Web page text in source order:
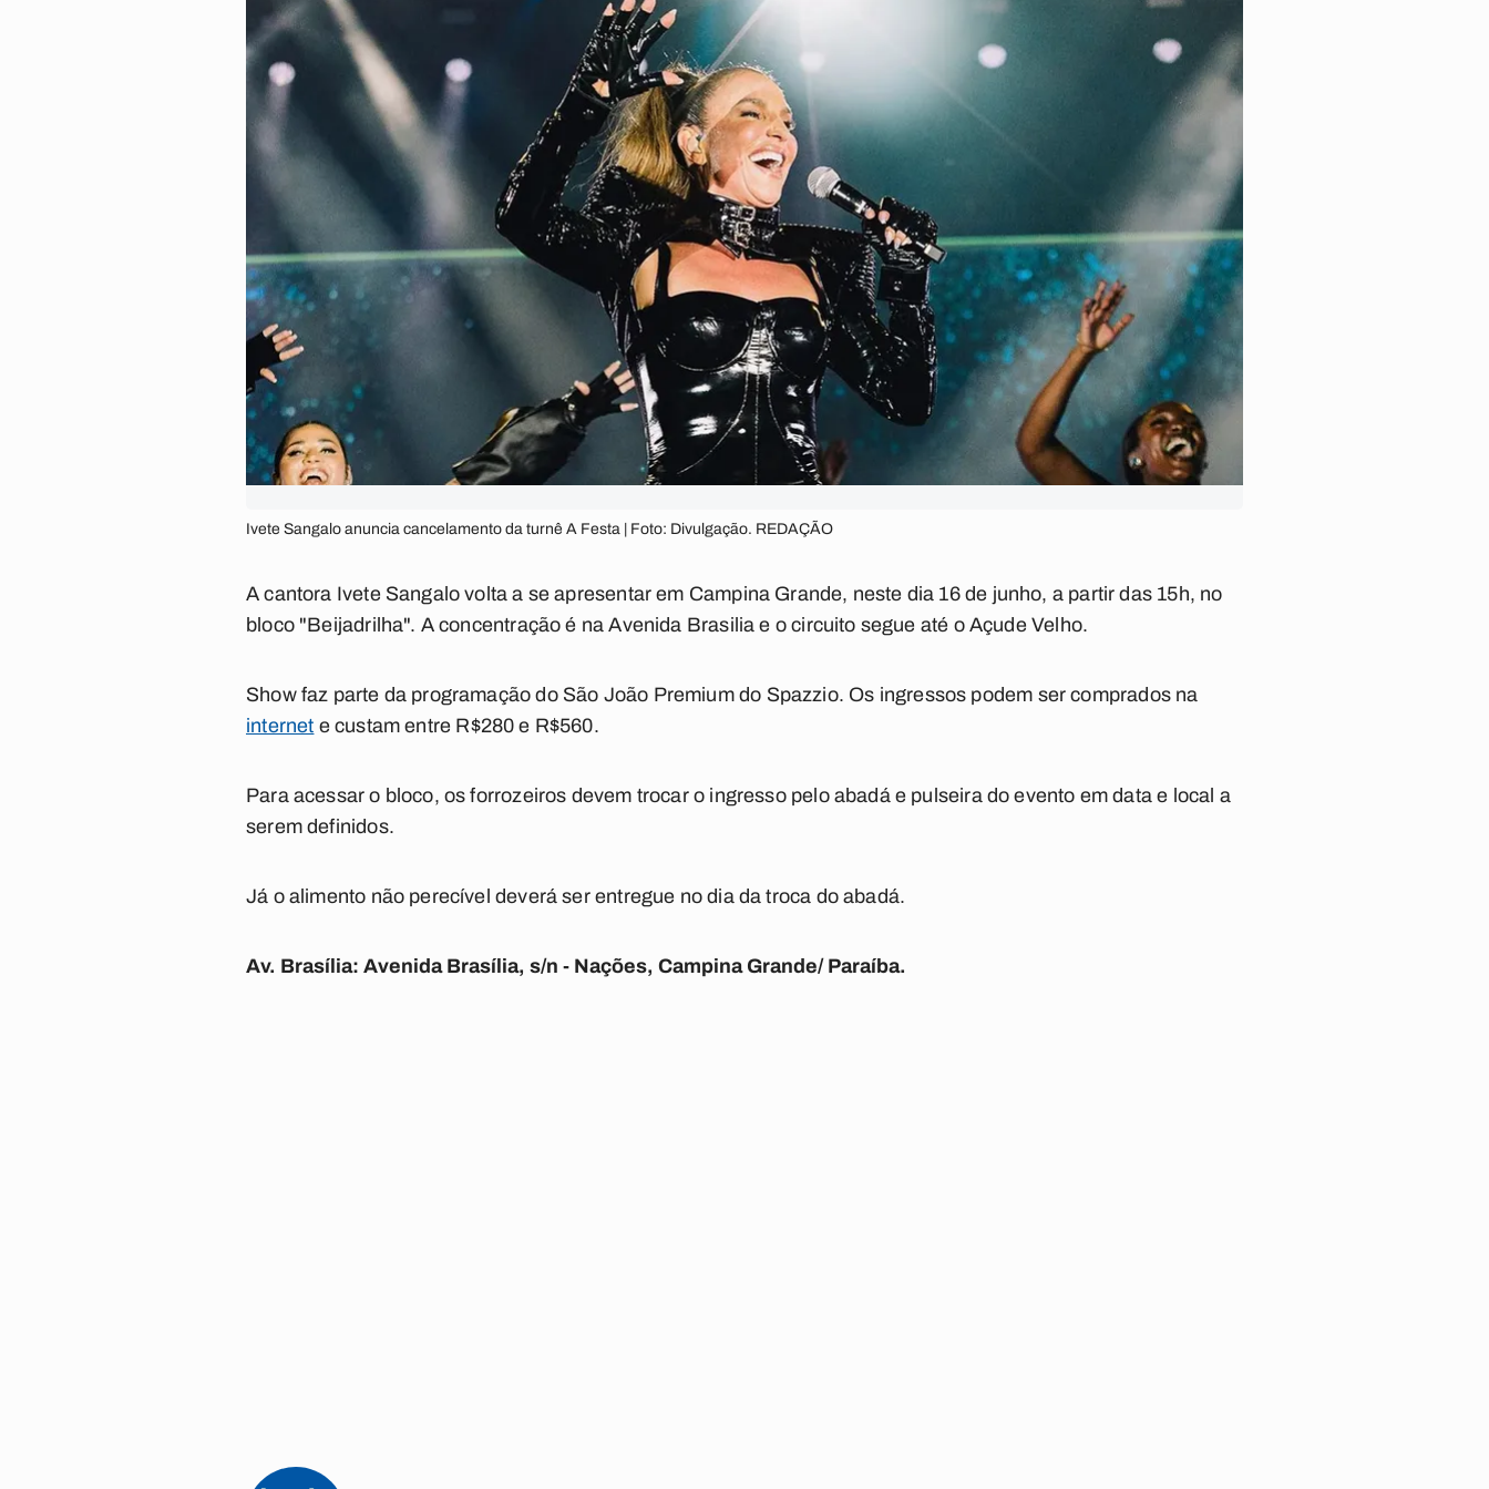
Ivete Sangalo anuncia cancelamento da turnê A Festa | Foto: Divulgação. REDAÇÃO
A cantora Ivete Sangalo volta a se apresentar em Campina Grande, neste dia 16 de junho, a partir das 15h, no
bloco "Beijadrilha". A concentração é na Avenida Brasilia e o circuito segue até o Açude Velho.
Show faz parte da programação do São João Premium do Spazzio. Os ingressos podem ser comprados na
internet e custam entre R$280 e R$560.
Para acessar o bloco, os forrozeiros devem trocar o ingresso pelo abadá e pulseira do evento em data e local a
serem definidos.
Já o alimento não perecível deverá ser entregue no dia da troca do abadá.
Av. Brasília: Avenida Brasília, s/n - Nações, Campina Grande/ Paraíba.